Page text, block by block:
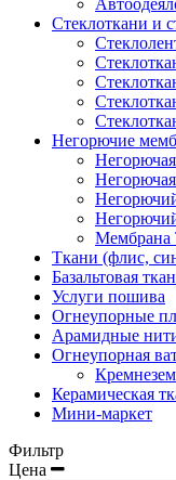
Стеклоткани и
Негорючие
Мембрана
Ткани (флис,
Базальтовая
Услуги пошива
Огнеупорные
Арамидные
Огнеупорная
Керамическая
Мини-маркет
Фильтр
Цена